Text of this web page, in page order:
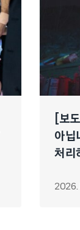
[보
아닙
처리
2026.